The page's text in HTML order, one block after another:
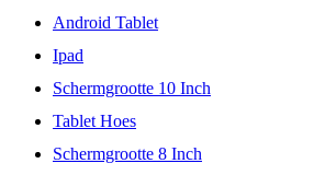
Android Tablet
Ipad
Schermgrootte 10 Inch
Tablet Hoes
Schermgrootte 8 Inch